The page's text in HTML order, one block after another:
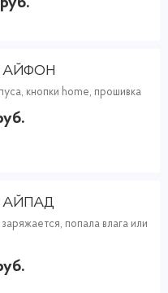
АЙФОН
кнопки home, прошивка
АЙПАД
заряжается, попала влага или